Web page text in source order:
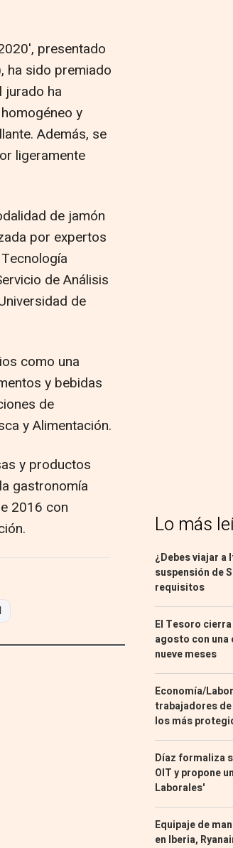
presentado
ha sido premiado
jurado ha
y
Además, se
ligeramente
de jamón
por expertos
de Análisis
de
como una
y bebidas
de
y Alimentación.
y productos
gastronomía
2016 con
Lo más
¿Debes viajar
suspensión de
requisitos
El Tesoro
agosto con una
nueve meses
Economía/
trabajadores
los más
Díaz formaliza
OIT y propone
Laborales'
Equipaje de
en Iberia,